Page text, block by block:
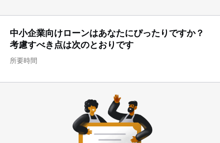
中小企業向けローンはあなたにぴったりですか？
考慮すべき点は次のとおりです
所要時間